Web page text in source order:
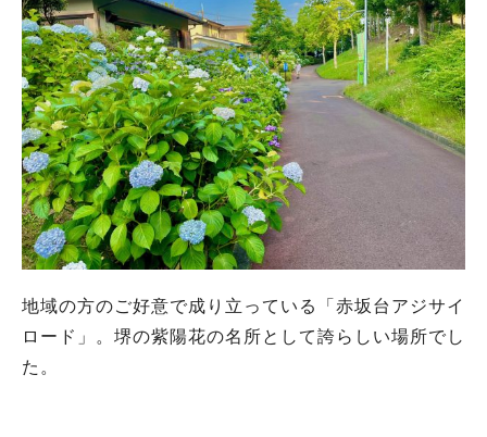
地域の方のご好意で成り立っている「赤坂台アジサイ
ロード」。堺の紫陽花の名所として誇らしい場所でし
た。